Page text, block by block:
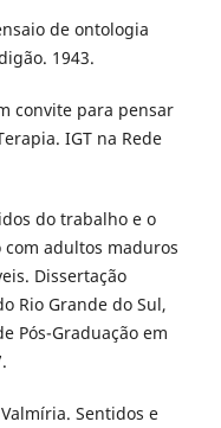
de ontologia
1943.
convite para pensar
IGT na Rede
do trabalho e o
adultos maduros
Dissertação
Rio Grande do Sul,
Pós-Graduação em
Sentidos e